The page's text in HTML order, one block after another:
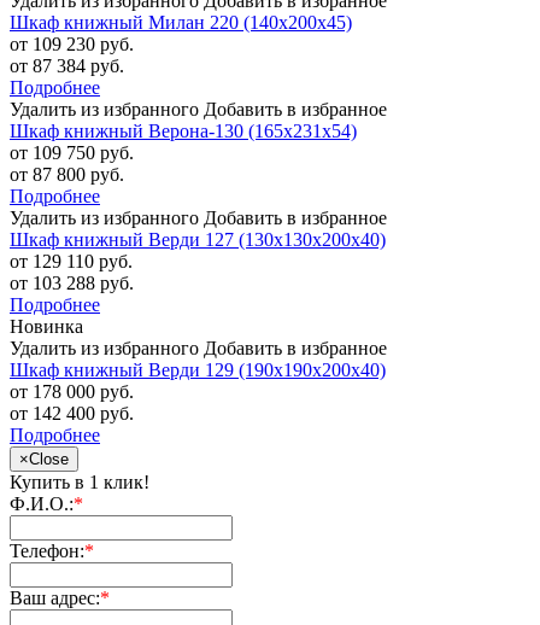
Шкаф книжный Милан 220 (140х200х45)
от 109 230 руб.
от 87 384 руб.
Подробнее
Удалить из избранного Добавить в избранное
Шкаф книжный Верона-130 (165х231х54)
от 109 750 руб.
от 87 800 руб.
Подробнее
Удалить из избранного Добавить в избранное
Шкаф книжный Верди 127 (130х130х200х40)
от 129 110 руб.
от 103 288 руб.
Подробнее
Новинка
Удалить из избранного Добавить в избранное
Шкаф книжный Верди 129 (190х190х200х40)
от 178 000 руб.
от 142 400 руб.
Подробнее
×Close
Купить в 1 клик!
Ф.И.О.:*
Телефон:*
Ваш адрес:*